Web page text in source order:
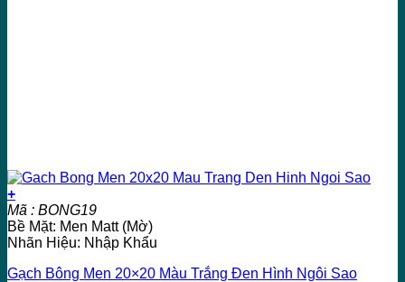
+
Mã : BONG19
Bề Mặt: Men Matt (Mờ)
Nhãn Hiệu: Nhập Khẩu
Gạch Bông Men 20×20 Màu Trắng Đen Hình Ngôi Sao